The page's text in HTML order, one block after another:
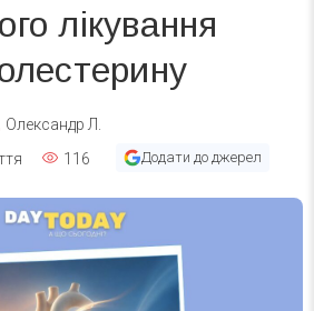
лікування
Олександр Л.
116 Додати до джерел